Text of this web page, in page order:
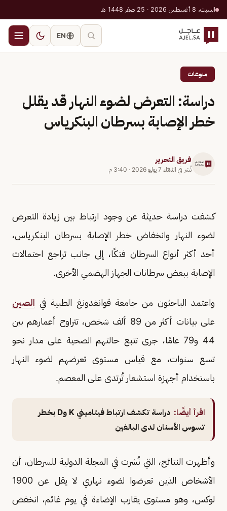
السبت، 8 أغسطس 2026 · 25 صفر 1448 هـ
EN
منوعات
دراسة: التعرض لضوء النهار قد يقلل
خطر الإصابة بسرطان البنكرياس
فريق التحرير
نُشر في الثلاثاء 7 يوليو 2026 · 3:40 م
كشفت دراسة حديثة عن وجود ارتباط بين زيادة التعرض
لضوء النهار وانخفاض خطر الإصابة بسرطان البنكرياس،
أحد أكثر أنواع السرطان فتكًا، إلى جانب تراجع احتمالات
الإصابة ببعض سرطانات الجهاز الهضمي الأخرى.
واعتمد الباحثون من جامعة قوانغدونغ الطبية في الصين
على بيانات أكثر من 89 ألف شخص، تتراوح أعمارهم بين
44 و79 عامًا، جرى تتبع حالتهم الصحية على مدار نحو
تسع سنوات، مع قياس مستوى تعرضهم لضوء النهار
باستخدام أجهزة استشعار تُرتدى على المعصم.
اقرأ أيضًا:
دراسة تكشف ارتباط فيتاميني K وD بخطر
تسوس الأسنان لدى البالغين
وأظهرت النتائج، التي نُشرت في المجلة الدولية للسرطان، أن
الأشخاص الذين تعرضوا لضوء نهاري لا يقل عن 1900
لوكس، وهو مستوى يقارب الإضاءة في يوم غائم، انخفض